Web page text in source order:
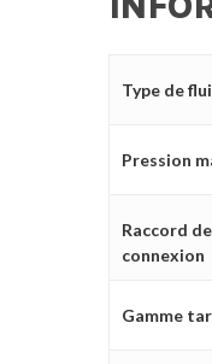
Type de
Pression
Raccord de
connexion
Gamme